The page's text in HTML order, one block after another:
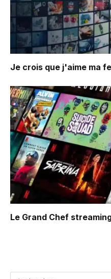
Je crois que j'aime ma
Le Grand Chef